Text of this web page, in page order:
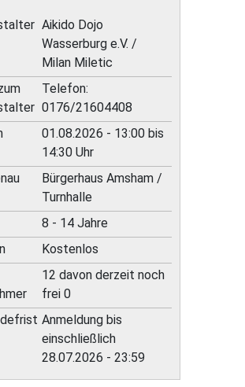
Aikido Dojo
Wasserburg e.V. /
Milan Miletic
Telefon:
0176/21604408
01.08.2026 - 13:00 bis
14:30 Uhr
Bürgerhaus Amsham /
Turnhalle
8 - 14 Jahre
Kostenlos
12 davon derzeit noch
frei 0
Anmeldung bis
einschließlich
28.07.2026 - 23:59